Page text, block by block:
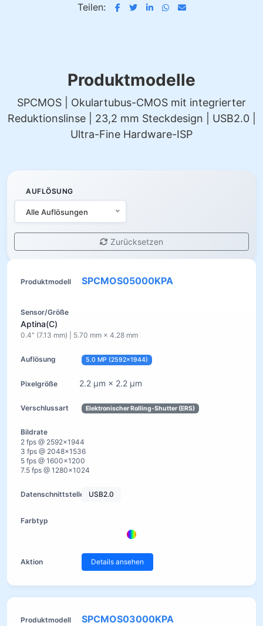
Teilen:
Produktmodelle
SPCMOS | Okulartubus-CMOS mit integrierter
Reduktionslinse | 23,2 mm Steckdesign | USB2.0 |
Ultra-Fine Hardware-ISP
AUFLÖSUNG
Alle Auflösungen
Zurücksetzen
SPCMOS05000KPA
Aptina(C)
0.4" (7.13 mm) | 5.70 mm × 4.28 mm
5.0 MP (2592×1944)
2.2 µm × 2.2 µm
Elektronischer Rolling-Shutter (ERS)
2 fps @ 2592×1944
3 fps @ 2048×1536
5 fps @ 1600×1200
7.5 fps @ 1280×1024
USB2.0
Details ansehen
SPCMOS03000KPA